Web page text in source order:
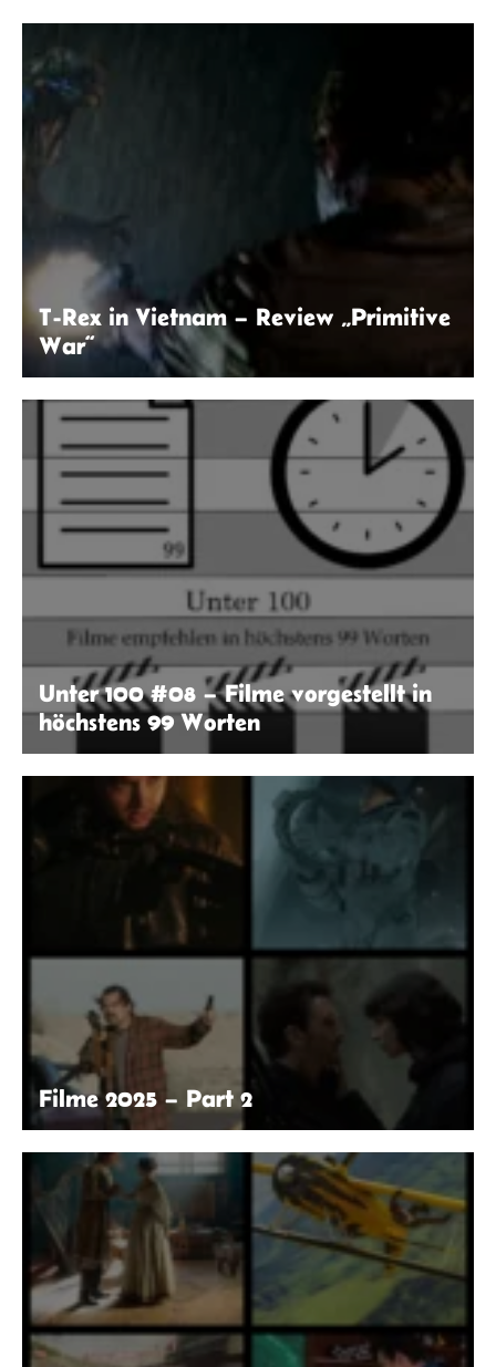
T-Rex in Vietnam – Review „Primitive
War“
Unter 100 #08 – Filme vorgestellt in
höchstens 99 Worten
Entertainment Inc. All Rights Reserved. | ©
Apple TV+
Filme 2025 – Part 2